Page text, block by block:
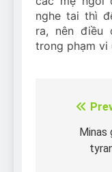
nghe tai thì
ra, nên điều
trong phạm vi
Điều
hướng
Minas